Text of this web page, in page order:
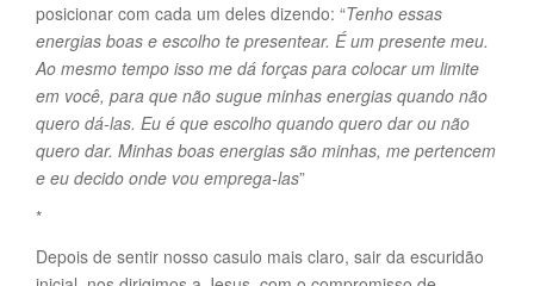
posicionar com cada um deles dizendo: “Tenho essas
energias boas e escolho te presentear. É um presente meu.
Ao mesmo tempo isso me dá forças para colocar um limite
em você, para que não sugue minhas energias quando não
quero dá-las. Eu é que escolho quando quero dar ou não
quero dar. Minhas boas energias são minhas, me pertencem
e eu decido onde vou emprega-las”
*
Depois de sentir nosso casulo mais claro, sair da escuridão